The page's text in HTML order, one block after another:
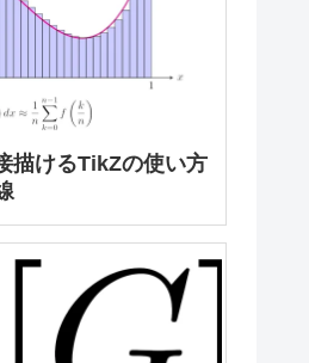
描けるTikZの使い方